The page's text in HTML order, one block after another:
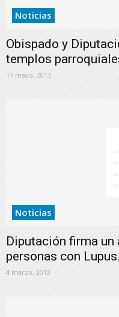
Noticias
Obispado y
templos
17 mayo, 2013
Noticias
Diputación firma un
personas con
4 marzo, 2013